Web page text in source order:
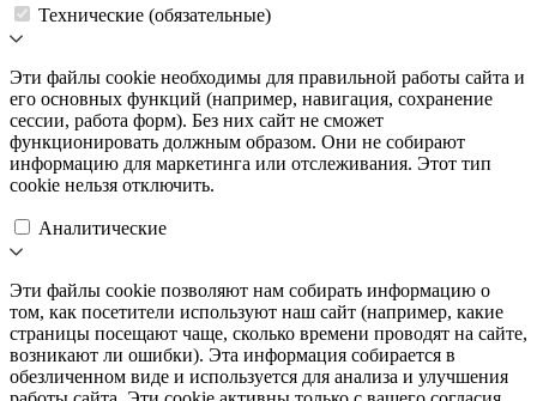
Технические (обязательные)
Эти файлы cookie необходимы для правильной работы сайта и
его основных функций (например, навигация, сохранение
сессии, работа форм). Без них сайт не сможет
функционировать должным образом. Они не собирают
информацию для маркетинга или отслеживания. Этот тип
cookie нельзя отключить.
Аналитические
Эти файлы cookie позволяют нам собирать информацию о
том, как посетители используют наш сайт (например, какие
страницы посещают чаще, сколько времени проводят на сайте,
возникают ли ошибки). Эта информация собирается в
обезличенном виде и используется для анализа и улучшения